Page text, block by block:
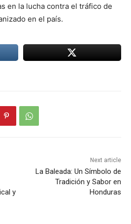
en la lucha contra el tráfico de
en el país.
y
Next article
La Baleada: Un Símbolo de
Tradición y Sabor en
Honduras